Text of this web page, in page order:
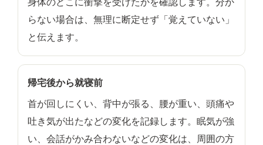
身体のどこに衝撃を受けたかを確認します。分か
らない場合は、無理に断定せず「覚えていない」
と伝えます。
帰宅後から就寝前
首が回しにくい、背中が張る、腰が重い、頭痛や
吐き気が出たなどの変化を記録します。眠気が強
い、会話がかみ合わないなどの変化は、周囲の方